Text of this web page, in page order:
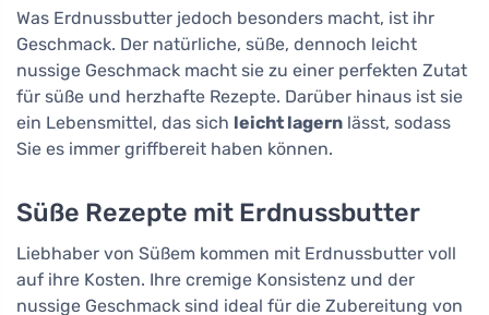
Was Erdnussbutter jedoch besonders macht, ist ihr
Geschmack. Der natürliche, süße, dennoch leicht
nussige Geschmack macht sie zu einer perfekten Zutat
für süße und herzhafte Rezepte. Darüber hinaus ist sie
ein Lebensmittel, das sich leicht lagern lässt, sodass
Sie es immer griffbereit haben können.
Süße Rezepte mit Erdnussbutter
Liebhaber von Süßem kommen mit Erdnussbutter voll
auf ihre Kosten. Ihre cremige Konsistenz und der
nussige Geschmack sind ideal für die Zubereitung von